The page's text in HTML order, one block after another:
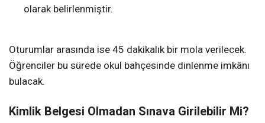
olarak belirlenmiştir.
Oturumlar arasında ise 45 dakikalık bir mola verilecek.
Öğrenciler bu sürede okul bahçesinde dinlenme imkânı
bulacak.
Kimlik Belgesi Olmadan Sınava Girilebilir Mi?